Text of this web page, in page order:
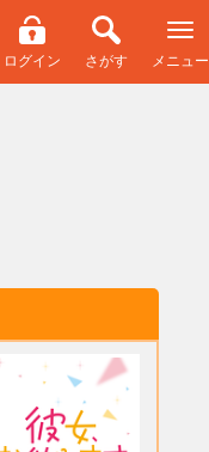
ログイン さがす メニュー